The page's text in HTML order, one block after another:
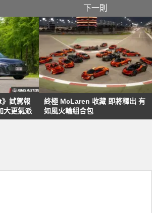
試駕報
大更氣派
下一則
終極 McLaren 收藏 即將釋出 有
如風火輪組合包